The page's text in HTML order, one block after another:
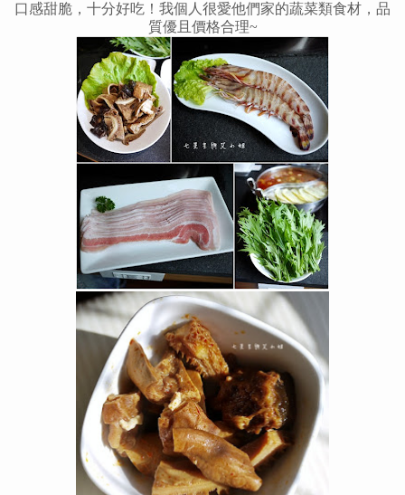
口感甜脆，十分好吃 ！ 我個人很愛他們家的蔬菜類食材，品
質優且價格合理~